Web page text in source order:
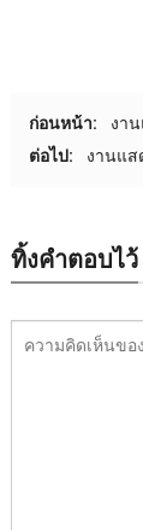
ก่อนหน้า:
งา
ต่อไป:
งานแ
ทิ้งคำตอบไว้